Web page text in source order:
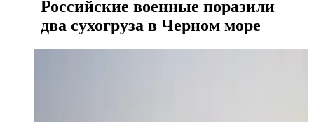
Российские военные поразили
два сухогруза в Черном море